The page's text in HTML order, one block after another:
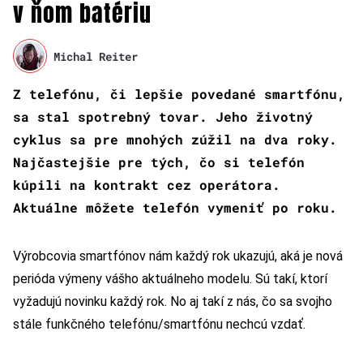
v ňom batériu
Michal Reiter
Z telefónu, či lepšie povedané smartfónu,
sa stal spotrebný tovar. Jeho životný
cyklus sa pre mnohých zúžil na dva roky.
Najčastejšie pre tých, čo si telefón
kúpili na kontrakt cez operátora.
Aktuálne môžete telefón vymeniť po roku.
Výrobcovia smartfónov nám každý rok ukazujú, aká je nová
perióda výmeny vášho aktuálneho modelu. Sú takí, ktorí
vyžadujú novinku každý rok. No aj takí z nás, čo sa svojho
stále funkčného telefónu/smartfónu nechcú vzdať.